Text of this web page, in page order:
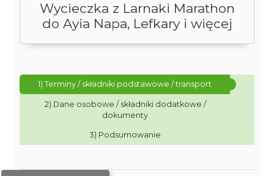
Wycieczka z Larnaki Marathon
do Ayia Napa, Lefkary i więcej
1) Terminy / składniki podstawowe / transport
2) Dane osobowe / składniki dodatkowe /
dokumenty
3) Podsumowanie